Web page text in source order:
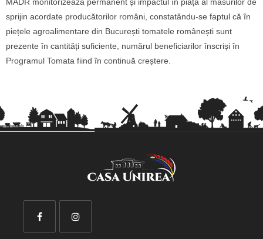
MADR monitorizează permanent și impactul în piață al măsurilor de
sprijin acordate producătorilor români, constatându-se faptul că în
piețele agroalimentare din București tomatele românești sunt
prezente în cantități suficiente, numărul beneficiarilor înscriși în
Programul Tomata fiind în continuă creștere.